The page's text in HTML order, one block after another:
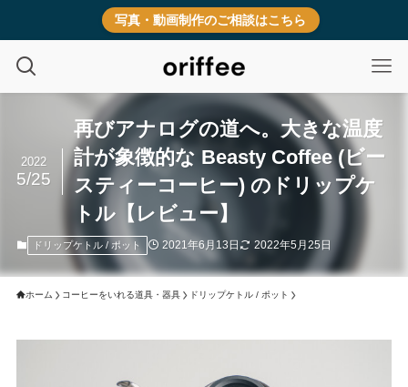
写真・動画制作のご相談はこちら
再びアナログの道へ。大きな温度
計が象徴的な Beasty Coffee (ビー
スティーコーヒー) のドリップケ
トル【レビュー】
2022
5/25
ドリップケトル / ポット 2021年6月13日 2022年5月25日
ホーム コーヒーをいれる道具・器具 ドリップケトル / ポット